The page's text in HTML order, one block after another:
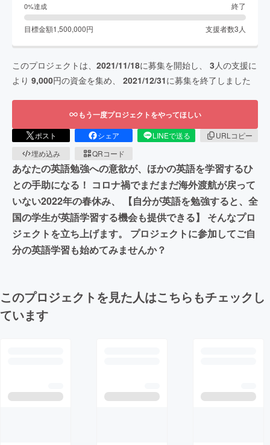
0%達成 終了
目標金額1,500,000円 支援者数3 人
このプロジェクトは、 2021/11/18に募集を開始し、 3人の支援に
より 9,000円の資金を集め、 2021/12/31に募集を終了しました
もう一度プロジェクトをやってほしい
ポスト シェア LINEで送る
URLコピー
埋め込み
QRコード
あなたの英語勉強への意欲が、ほかの英語を学習するひ
との手助になる！ コロナ禍でまだまだ海外渡航が戻って
いない2022年の春休み、 【自分が英語を勉強すると、全
国の学生が英語学習する機会も提供できる】 そんなプロ
ジェクトを立ち上げます。 プロジェクトに参加してご自
分の英語学習も始めてみませんか？
このプロジェクトを見た人はこちらもチェックし
ています